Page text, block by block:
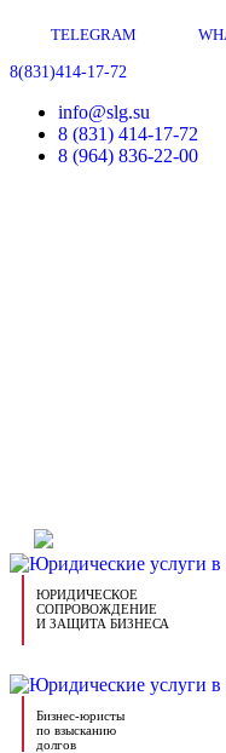
TELEGRAM
8(831)414-17-72
info@slg.su
8 (831) 414-17-72
8 (964) 836-22-00
ЮРИДИЧЕСКОЕ
СОПРОВОЖДЕНИЕ
И ЗАЩИТА БИЗНЕСА
Бизнес-юристы
по взысканию
долгов